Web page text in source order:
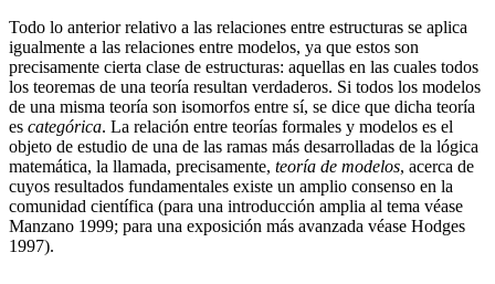
Todo lo anterior relativo a las relaciones entre estructuras se aplica
igualmente a las relaciones entre modelos, ya que estos son
precisamente cierta clase de estructuras: aquellas en las cuales todos
los teoremas de una teoría resultan verdaderos. Si todos los modelos
de una misma teoría son isomorfos entre sí, se dice que dicha teoría
es categórica. La relación entre teorías formales y modelos es el
objeto de estudio de una de las ramas más desarrolladas de la lógica
matemática, la llamada, precisamente, teoría de modelos, acerca de
cuyos resultados fundamentales existe un amplio consenso en la
comunidad científica (para una introducción amplia al tema véase
Manzano 1999; para una exposición más avanzada véase Hodges
1997).